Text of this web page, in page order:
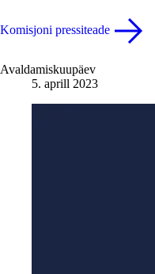
Komisjoni pressiteade
Avaldamiskuupäev
5. aprill 2023